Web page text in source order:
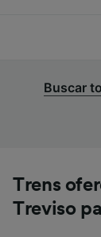
Buscar
Trens
Treviso